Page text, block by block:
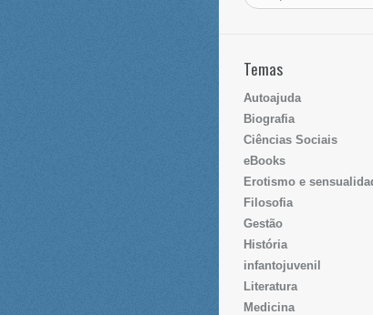
Temas
Autoajuda
Biografia
Ciências Sociais
eBooks
Erotismo e
Filosofia
Gestão
História
infantojuvenil
Literatura
Medicina